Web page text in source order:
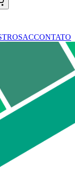
SACCONTATO